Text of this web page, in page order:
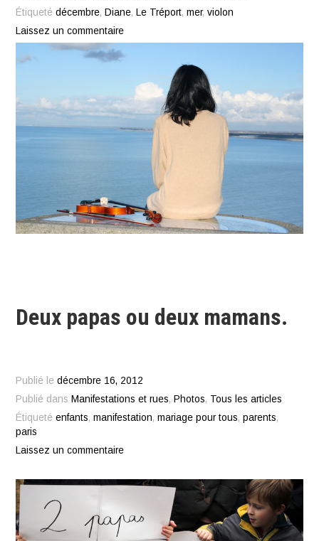
Étiquetédécembre, Diane, Le Tréport,mer,violon
Laissez un commentaire
Deux papas ou deux mamans.
Publié ledécembre 16, 2012
Publié dans Manifestations et rues, Photos, Tous les articles
Étiquetéenfants,manifestation,mariage pour tous,parents,
paris
Laissez un commentaire